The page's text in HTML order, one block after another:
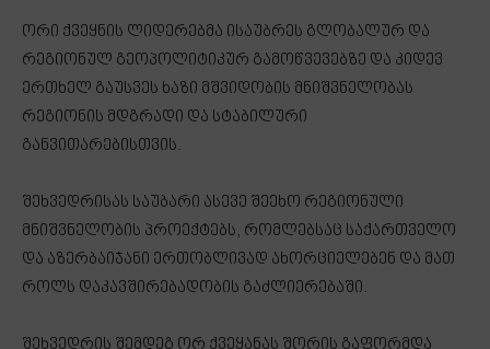
ორი ქვეყნის ლიდერებმა ისაუბრეს გლობალურ და
რეგიონულ გეოპოლიტიკურ გამოწვევებზე და კიდევ
ერთხელ გაუსვეს ხაზი მშვიდობის მნიშვნელობას
რეგიონის მდგრადი და სტაბილური
განვითარებისთვის.
შეხვედრისას საუბარი ასევე შეეხო რეგიონული
მნიშვნელობის პროექტებს, რომლებსაც საქართველო
და აზერბაიჯანი ერთობლივად ახორციელებენ და მათ
როლს დაკავშირებადობის გაძლიერებაში.